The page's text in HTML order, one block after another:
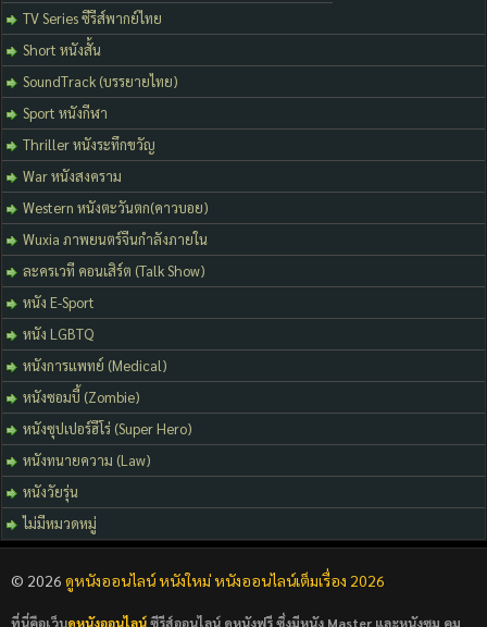
TV Series ซีรีส์พากย์ไทย
Short หนังสั้น
SoundTrack (บรรยายไทย)
Sport หนังกีฬา
Thriller หนังระทึกขวัญ
War หนังสงคราม
Western หนังตะวันตก(คาวบอย)
Wuxia ภาพยนตร์จีนกำลังภายใน
ละครเวที คอนเสิร์ต (Talk Show)
หนัง E-Sport
หนัง LGBTQ
หนังการแพทย์ (Medical)
หนังซอมบี้ (Zombie)
หนังซุปเปอร์ฮีโร่ (Super Hero)
หนังทนายความ (Law)
หนังวัยรุ่น
ไม่มีหมวดหมู่
© 2026 ดูหนังออนไลน์ หนังใหม่ หนังออนไลน์เต็มเรื่อง 2026
ที่นี่คือเว็บดูหนังออนไลน์ซีรีส์ออนไลน์ ดูหนังฟรี ซึ่งมีหนัง Master และหนังซูม คม